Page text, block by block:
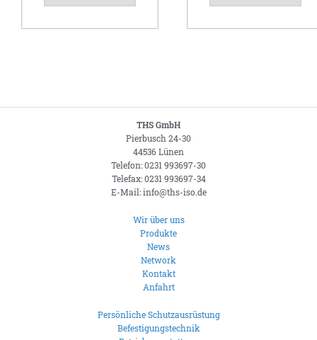
THS GmbH
Pierbusch 24-30
44536 Lünen
Telefon: 0231 993697-30
Telefax: 0231 993697-34
E-Mail: info@ths-iso.de
Wir über uns
Produkte
News
Network
Kontakt
Anfahrt
Persönliche Schutzausrüstung
Befestigungstechnik